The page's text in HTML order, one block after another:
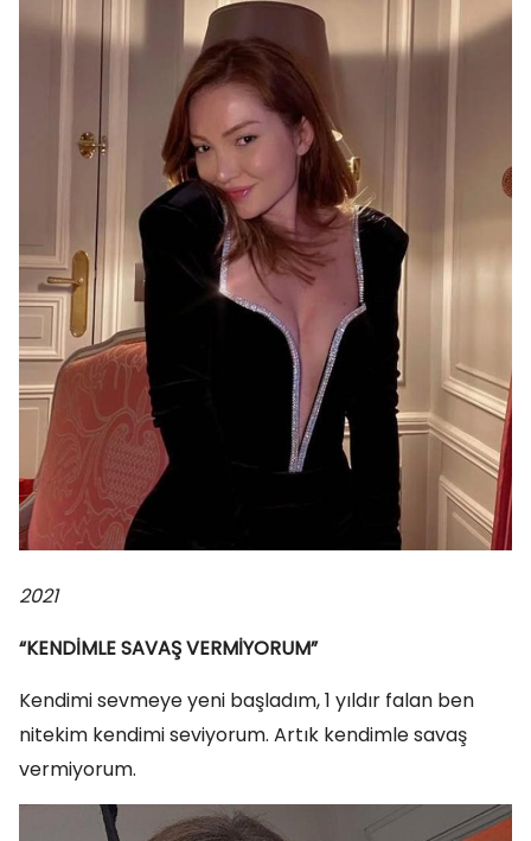
2021
“KENDİMLE SAVAŞ VERMİYORUM”
Kendimi sevmeye yeni başladım, 1 yıldır falan ben
nitekim kendimi seviyorum. Artık kendimle savaş
vermiyorum.